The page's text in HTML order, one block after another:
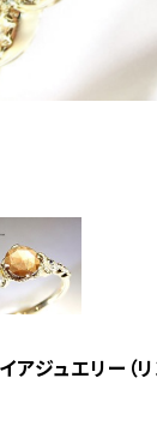
ジュエリー（リ